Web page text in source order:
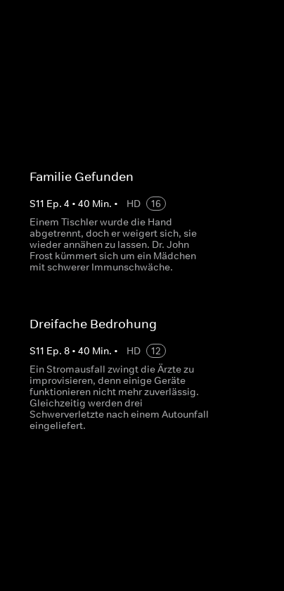
Familie Gefunden
S11 Ep. 4 • 40 Min. • HD
16
Einem Tischler wurde die Hand
abgetrennt, doch er weigert sich, sie
wieder annähen zu lassen. Dr. John
Frost kümmert sich um ein Mädchen
mit schwerer Immunschwäche.
Dreifache Bedrohung
S11 Ep. 8• 40 Min. • HD
12
Ein Stromausfall zwingt die Ärzte zu
improvisieren, denn einige Geräte
funktionieren nicht mehr zuverlässig.
Gleichzeitig werden drei
Schwerverletzte nach einem Autounfall
eingeliefert.